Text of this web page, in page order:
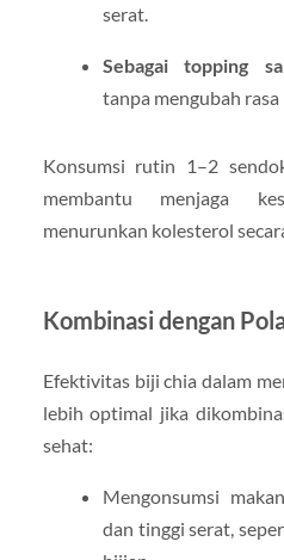
serat.
Sebagai topping
tanpa mengubah rasa
Konsumsi rutin 1–2
membantu menjaga
menurunkan kolesterol
Kombinasi dengan
Efektivitas biji chia dalam
lebih optimal jika
sehat:
Mengonsumsi
dan tinggi serat,